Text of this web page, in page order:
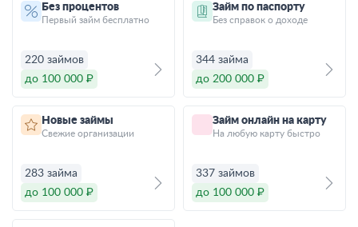
Без процентов
Первый займ бесплатно
220 займов
до 100 000 ₽
Займ по паспорту
Без справок о доходе
344 займа
до 200 000 ₽
Новые займы
Свежие организации
283 займа
до 100 000 ₽
Займ онлайн на карту
На любую карту быстро
337 займов
до 100 000 ₽